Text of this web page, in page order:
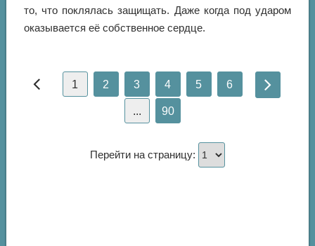
то, что поклялась защищать. Даже когда под ударом
оказывается её собственное сердце.
1 2 3 4 5 6
... 90
Перейти на страницу: